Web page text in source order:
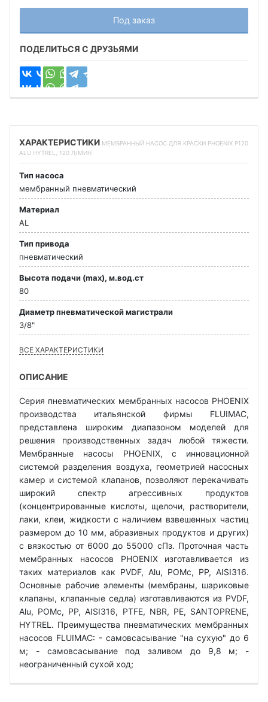
Под заказ
ПОДЕЛИТЬСЯ С ДРУЗЬЯМИ
ХАРАКТЕРИСТИКИ МЕМБРАННЫЙ НАСОС ДЛЯ КРАСКИ PHOENIX P120
ALU HYTREL, 120 Л/МИН
Тип насоса
мембранный пневматический
Материал
AL
Тип привода
пневматический
Высота подачи (max), м.вод.ст
80
Диаметр пневматической магистрали
3/8"
ВСЕ ХАРАКТЕРИСТИКИ
ОПИСАНИЕ
Серия пневматических мембранных насосов PHOENIX
производства итальянской фирмы FLUIMAC,
представлена широким диапазоном моделей для
решения производственных задач любой тяжести.
Мембранные насосы PHOENIX, с инновационной
системой разделения воздуха, геометрией насосных
камер и системой клапанов, позволяют перекачивать
широкий спектр агрессивных продуктов
(концентрированные кислоты, щелочи, растворители,
лаки, клеи, жидкости с наличием взвешенных частиц
размером до 10 мм, абразивных продуктов и других)
с вязкостью от 6000 до 55000 сПз. Проточная часть
мембранных насосов PHOENIX изготавливается из
таких материалов как PVDF, Alu, POMc, PP, AISI316.
Основные рабочие элементы (мембраны, шариковые
клапаны, клапанные седла) изготавливаются из PVDF,
Alu, POMc, PP, AISI316, PTFE, NBR, PE, SANTOPRENE,
HYTREL. Преимущества пневматических мембранных
насосов FLUIMAC: - самовсасывание "на сухую" до 6
м; - самовсасывание под заливом до 9,8 м; -
неограниченный сухой ход;